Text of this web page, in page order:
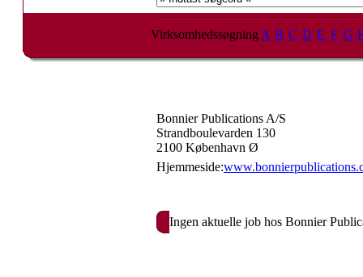
Virksomhedssøgning A B C D E F G
Bonnier Publications A/S
Strandboulevarden 130
2100 København Ø
Hjemmeside:
Ingen aktuelle job hos Bonnier